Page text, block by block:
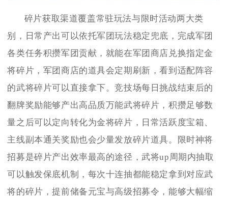
碎片获取渠道覆盖常驻玩法与限时活动两大类
别，日常产出可以依托军团玩法稳定兜底，完成军团
各类任务积攒军团贡献，就能在军团商店兑换指定金
将碎片，军团商店的道具会定期刷新，看到适配阵容
的武将碎片可以直接拿下。竞技场每日挑战结束后的
翻牌奖励能够产出高品质万能武将碎片，积攒足够数
量之后可以定向转化为金将碎片，日常活跃度宝箱、
主线副本通关奖励也会少量发放碎片道具。限时神将
招募是碎片产出效率最高的途径，武将up周期内抽取
可以触发保底机制，每次十连抽都能稳定拿到对应武
将的碎片，提前储备元宝与高级招募令，能够大幅缩